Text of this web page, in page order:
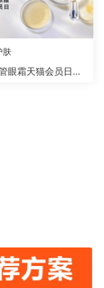
眼霜天猫会员日